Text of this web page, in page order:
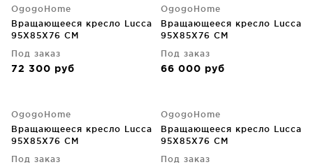
OgogoHome
Вращающееся кресло Lucca
95X85X76 CM
Под заказ
72 300 руб
OgogoHome
Вращающееся кресло Lucca
95X85X76 CM
Под заказ
66 000 руб
OgogoHome
Вращающееся кресло Lucca
95X85X76 CM
Под заказ
OgogoHome
Вращающееся кресло Lucca
95X85X76 CM
Под заказ